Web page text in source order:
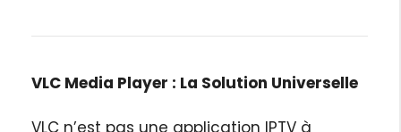
VLC Media Player : La Solution Universelle
VLC n’est pas une application IPTV à